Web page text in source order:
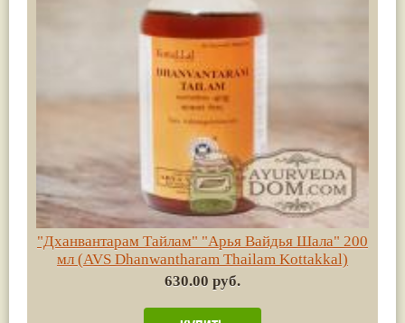
"Дханвантарам Тайлам" "Арья Вайдья Шала" 200
мл (AVS Dhanwantharam Thailam Kottakkal)
630.00 руб.